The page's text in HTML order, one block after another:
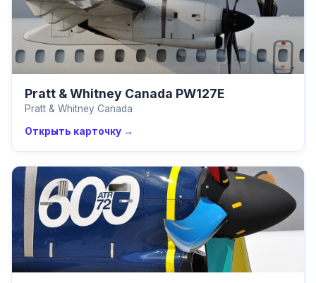
Pratt & Whitney Canada PW127E
Pratt & Whitney Canada
Открыть карточку →